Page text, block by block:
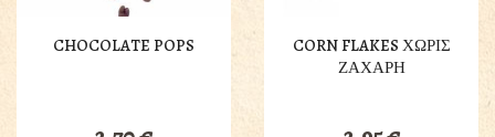
CHOCOLATE POPS
CORN FLAKES ΧΩΡΙΣ
ΖΑΧΑΡΗ